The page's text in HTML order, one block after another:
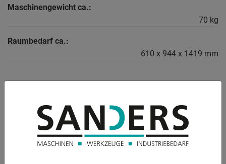
Maschinengewicht ca.:
70 kg
Raumbedarf ca.:
610 x 944 x 1419 mm
BESCHREIBUNG
Mobiler Bandschleifer PASOVEC 75 RUNNER